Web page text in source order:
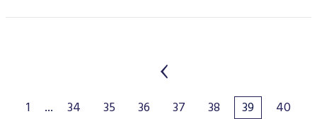
1 ... 34 35 36 37 38 39
40